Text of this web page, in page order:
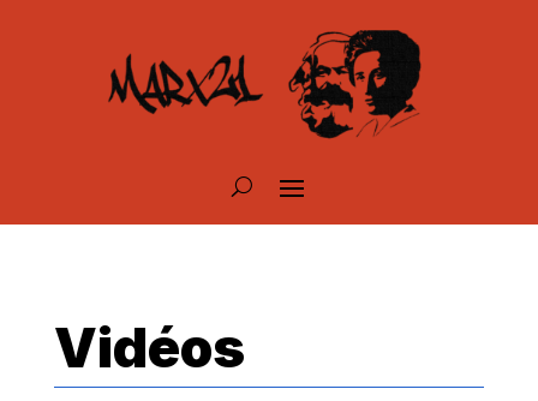
Vidéos